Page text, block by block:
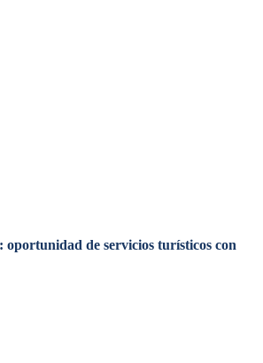
oportunidad de servicios turísticos con